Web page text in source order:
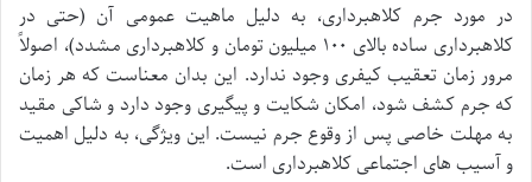
در مورد جرم کلاهبرداری، به دلیل ماهیت عمومی آن (حتی در
کلاهبرداری ساده بالای ۱۰۰ میلیون تومان و کلاهبرداری مشدد)، اصولاً
مرور زمان تعقیب کیفری وجود ندارد. این بدان معناست که هر زمان
که جرم کشف شود، امکان شکایت و پیگیری وجود دارد و شاکی مقید
به مهلت خاصی پس از وقوع جرم نیست. این ویژگی، به دلیل اهمیت
و آسیب های اجتماعی کلاهبرداری است.